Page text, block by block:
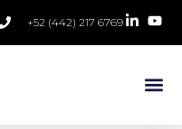
+52 (442) 217 6769